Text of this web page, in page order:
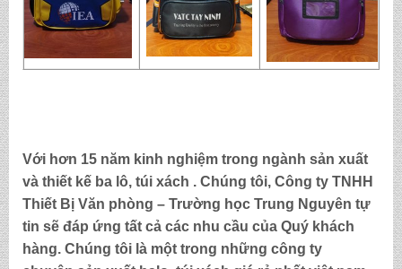
Với hơn 15 năm kinh nghiệm trong ngành sản xuất
và thiết kế ba lô, túi xách . Chúng tôi, Công ty TNHH
Thiết Bị Văn phòng – Trường học Trung Nguyên tự
tin sẽ đáp ứng tất cả các nhu cầu của Quý khách
hàng. Chúng tôi là một trong những công ty